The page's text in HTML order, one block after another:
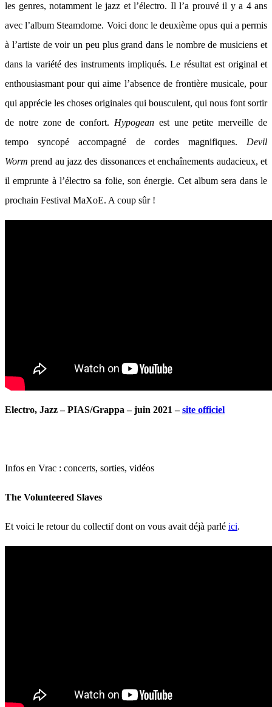
les genres, notamment le jazz et l’électro. Il l’a prouvé il y a 4 ans
avec l’album Steamdome. Voici donc le deuxième opus qui a permis
à l’artiste de voir un peu plus grand dans le nombre de musiciens et
dans la variété des instruments impliqués. Le résultat est original et
enthousiasmant pour qui aime l’absence de frontière musicale, pour
qui apprécie les choses originales qui bousculent, qui nous font sortir
de notre zone de confort. Hypogean est une petite merveille de
tempo syncopé accompagné de cordes magnifiques. Devil
Wormprend au jazz des dissonances et enchaînements audacieux, et
il emprunte à l’électro sa folie, son énergie. Cet album sera dans le
prochain Festival MaXoE. A coup sûr !
Electro, Jazz – PIAS/Grappa – juin 2021 –site officiel
Infos en Vrac : concerts, sorties, vidéos
The Volunteered Slaves
Et voici le retour du collectif dont on vous avait déjà parlé ici.